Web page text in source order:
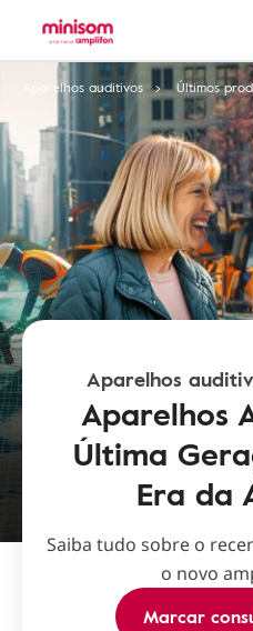
Aparelhos auditivos
Últimos
Aparelhos
Aparelhos
Última
Era da
Saiba tudo sobre o
o novo
Marcar